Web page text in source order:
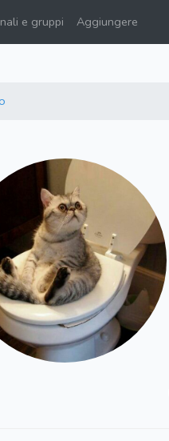
e gruppi Aggiungere